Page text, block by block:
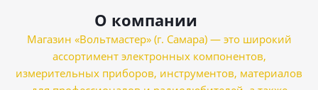
О компании
Магазин «Вольтмастер» (г. Самара) — это широкий
ассортимент электронных компонентов,
измерительных приборов, инструментов, материалов